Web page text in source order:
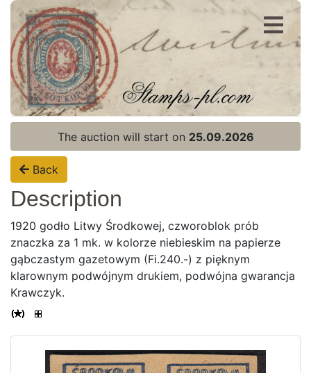
Register
Login
Home page
Current auction
The auction will start on 25.09.2026
Back
Description
1920 godło Litwy Środkowej, czworoblok prób
znaczka za 1 mk. w kolorze niebieskim na papierze
gąbczastym gazetowym (Fi.240.-) z pięknym
klarownym podwójnym drukiem, podwójna gwarancja
Krawczyk.